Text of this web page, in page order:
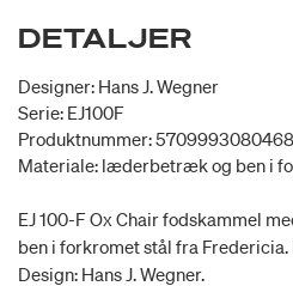
DETALJER
Designer: Hans J. Wegner
Serie: EJ100F
Produktnummer: 5709993080468
Materiale: læderbetræk og ben i
EJ 100-F Ox Chair fodskammel
ben i forkromet stål fra
Design: Hans J. Wegner.